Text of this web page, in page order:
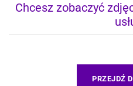
Chcesz zobaczyć
PRZEJDŹ